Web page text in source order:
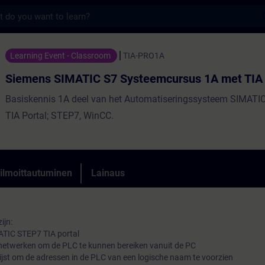
S7 Systeemcursus 1A met TIA
Learning Event - Classroom TIA-PRO1A
Siemens SIMATIC S7 Systeemcursus 1A met
Basiskennis 1A deel van het Automatiseringssysteem
TIA Portal; STEP7, WinCC.
Lainaus
STEP7 TIA portal
om de PLC te kunnen bereiken vanuit de PC
om de adressen in de PLC van een logische naam te voorzien